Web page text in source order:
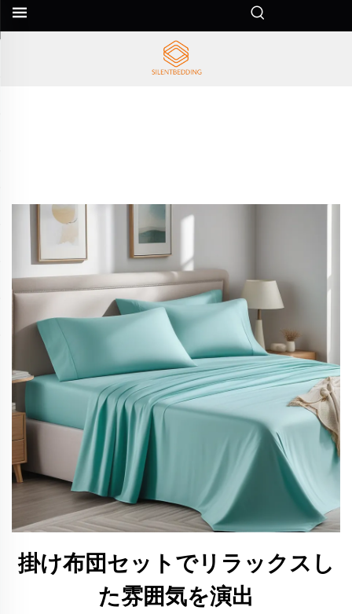
掛け布団セットでリラックスし
た雰囲気を演出